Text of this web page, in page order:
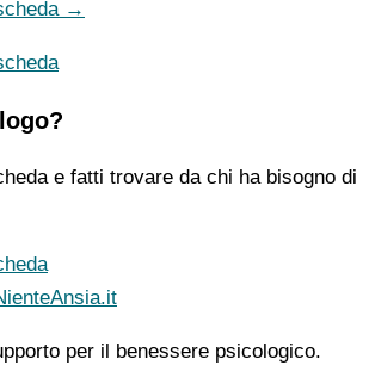
→
e fatti trovare da chi ha bisogno di
per il benessere psicologico.